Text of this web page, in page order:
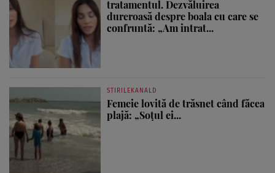
tratamentul. Dezvăluirea
dureroasă despre boala cu care se
confruntă: „Am intrat...
STIRILEKANALD
Femeie lovită de trăsnet când făcea
plajă: „Soțul ei...